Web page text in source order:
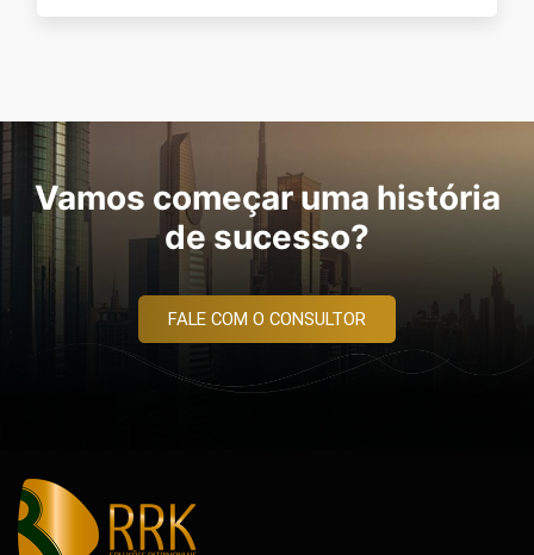
Vamos começar uma história
de sucesso?
FALE COM O CONSULTOR